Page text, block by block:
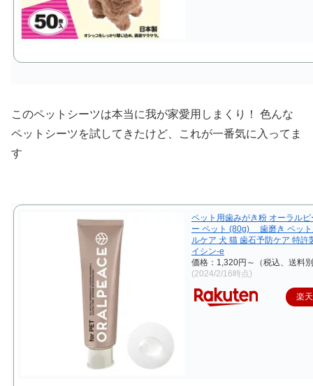
このペットシーツは本当に我が家愛用しまくり！ 色んな
ペットシーツを試してきたけど、これが一番気に入ってま
す
ペット用歯みがき粉 オーラルピ
ー ペット (80g) 歯磨き ペット
ルケア 犬 猫 歯石予防ケア 特許
イシン-e
価格：1,320円～（税込、送料
(2024/2/16時点)
楽